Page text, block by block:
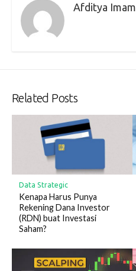
Afditya Imam
Related Posts
Data Strategic
Kenapa Harus Punya
Rekening Dana Investor
(RDN) buat Investasi
Saham?